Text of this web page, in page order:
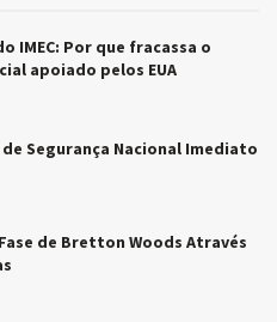
IMEC: Por que fracassa o
apoiado pelos EUA
Segurança Nacional Imediato
Fase de Bretton Woods Através